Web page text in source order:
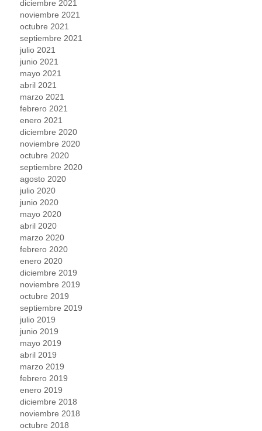
diciembre 2021
noviembre 2021
octubre 2021
septiembre 2021
julio 2021
junio 2021
mayo 2021
abril 2021
marzo 2021
febrero 2021
enero 2021
diciembre 2020
noviembre 2020
octubre 2020
septiembre 2020
agosto 2020
julio 2020
junio 2020
mayo 2020
abril 2020
marzo 2020
febrero 2020
enero 2020
diciembre 2019
noviembre 2019
octubre 2019
septiembre 2019
julio 2019
junio 2019
mayo 2019
abril 2019
marzo 2019
febrero 2019
enero 2019
diciembre 2018
noviembre 2018
octubre 2018